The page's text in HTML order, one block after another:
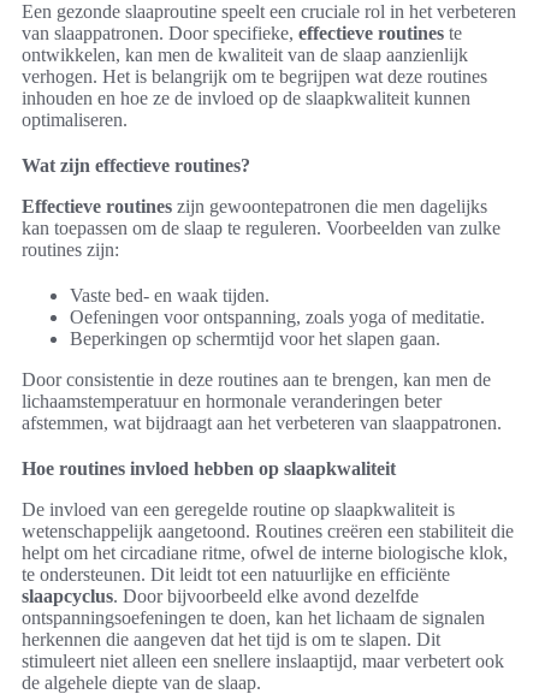
Een gezonde slaaproutine speelt een cruciale rol in het verbeteren
van slaappatronen. Door specifieke, effectieve routines te
ontwikkelen, kan men de kwaliteit van de slaap aanzienlijk
verhogen. Het is belangrijk om te begrijpen wat deze routines
inhouden en hoe ze de invloed op de slaapkwaliteit kunnen
optimaliseren.
Wat zijn effectieve routines?
Effectieve routines zijn gewoontepatronen die men dagelijks
kan toepassen om de slaap te reguleren. Voorbeelden van zulke
routines zijn:
Vaste bed- en waak tijden.
Oefeningen voor ontspanning, zoals yoga of meditatie.
Beperkingen op schermtijd voor het slapen gaan.
Door consistentie in deze routines aan te brengen, kan men de
lichaamstemperatuur en hormonale veranderingen beter
afstemmen, wat bijdraagt aan het verbeteren van slaappatronen.
Hoe routines invloed hebben op slaapkwaliteit
De invloed van een geregelde routine op slaapkwaliteit is
wetenschappelijk aangetoond. Routines creëren een stabiliteit die
helpt om het circadiane ritme, ofwel de interne biologische klok,
te ondersteunen. Dit leidt tot een natuurlijke en efficiënte
slaapcyclus. Door bijvoorbeeld elke avond dezelfde
ontspanningsoefeningen te doen, kan het lichaam de signalen
herkennen die aangeven dat het tijd is om te slapen. Dit
stimuleert niet alleen een snellere inslaaptijd, maar verbetert ook
de algehele diepte van de slaap.